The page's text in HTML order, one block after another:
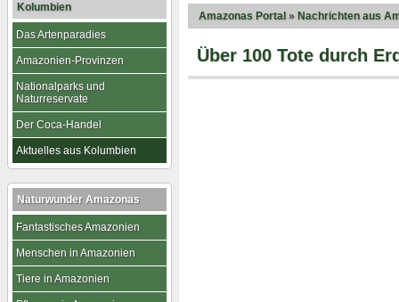
Amazonas Portal » Nachrichten aus
Über 100 Tote durch
Kolumbien
Das Artenparadies
Amazonien-Provinzen
Nationalparks und
Naturreservate
Der Coca-Handel
Aktuelles aus Kolumbien
Naturwunder Amazonas
Fantastisches Amazonien
Menschen in Amazonien
Tiere in Amazonien